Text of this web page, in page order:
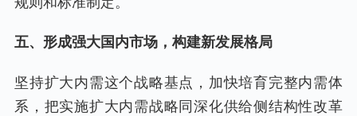
五、形成强大国内市场，构建新发展格局
坚持扩大内需这个战略基点，加快培育完整内需体
系，把实施扩大内需战略同深化供给侧结构性改革